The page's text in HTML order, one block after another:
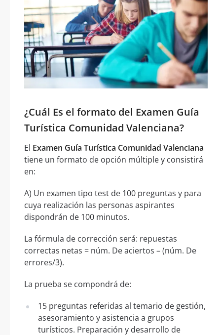
¿Cuál Es el formato del Examen Guía
Turística Comunidad Valenciana?
El Examen Guía Turística Comunidad Valenciana
tiene un formato de opción múltiple y consistirá
en:
A) Un examen tipo test de 100 preguntas y para
cuya realización las personas aspirantes
dispondrán de 100 minutos.
La fórmula de corrección será: repuestas
correctas netas = núm. De aciertos – (núm. De
errores/3).
La prueba se compondrá de:
15 preguntas referidas al temario de gestión,
asesoramiento y asistencia a grupos
turísticos. Preparación y desarrollo de